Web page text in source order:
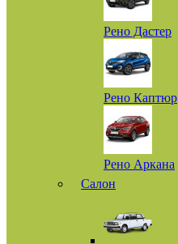
Рено Дастер
Рено Каптюр
Рено Аркана
Салон